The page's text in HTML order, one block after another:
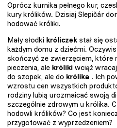
Oprócz kurnika pełnego kur,
kury królików. Dzisiaj Slepičár
hodować króliki.
Mały słodki króliczek stał się
każdym domu z dziećmi.
skończyć ze zwierzęciem, które
pieczenia, ale króliki wciąż
do szopek, ale do królika . Ich
wzrostu cen wszystkich
rodziny lubią urozmaicać swoją
szczególnie zdrowym u królika.
hodowli królików? Co jest
przygotować z wyprzedzeniem?